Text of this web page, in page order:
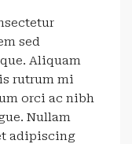
sed
Aliquam
rutrum mi
orci ac nibh
Nullam
adipiscing